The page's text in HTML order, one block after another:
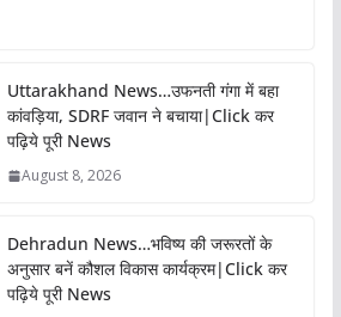
Uttarakhand News…उफनती गंगा में बहा
कांवड़िया, SDRF जवान ने बचाया|Click कर
पढ़िये पूरी News
August 8, 2026
Dehradun News…भविष्य की जरूरतों के
अनुसार बनें कौशल विकास कार्यक्रम|Click कर
पढ़िये पूरी News